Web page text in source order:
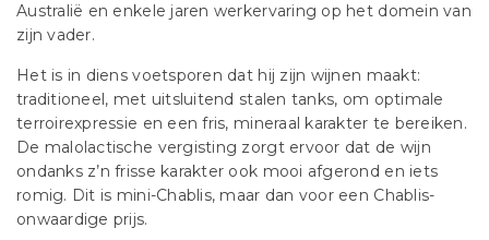
Australië en enkele jaren werkervaring op het domein van
zijn vader.
Het is in diens voetsporen dat hij zijn wijnen maakt:
traditioneel, met uitsluitend stalen tanks, om optimale
terroirexpressie en een fris, mineraal karakter te bereiken.
De malolactische vergisting zorgt ervoor dat de wijn
ondanks z’n frisse karakter ook mooi afgerond en iets
romig. Dit is mini-Chablis, maar dan voor een Chablis-
onwaardige prijs.